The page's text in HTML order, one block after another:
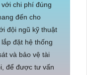
chi phí đúng
đến cho
đội ngũ kỹ thuật
đặt hệ thống
và bảo vệ tài
để được tư vấn